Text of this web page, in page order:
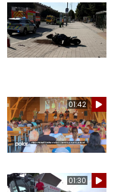
01:42
01:30